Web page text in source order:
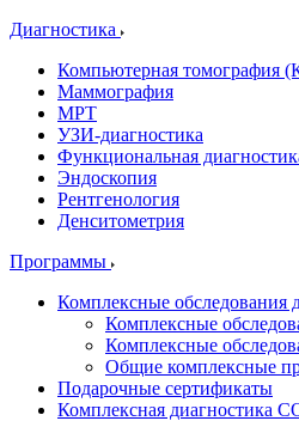
Диагностика
Компьютерная томография
Маммография
МРТ
УЗИ-диагностика
Функциональная
Эндоскопия
Рентгенология
Денситометрия
Программы
Комплексные
Комплексные
Комплексные
Общие комплексные
Подарочные сертификаты
Комплексная диагностика